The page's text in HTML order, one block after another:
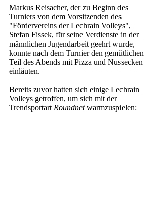
Markus Reisacher, der zu Beginn des
Turniers von dem Vorsitzenden des
"Fördervereins der Lechrain Volleys",
Stefan Fissek, für seine Verdienste in der
männlichen Jugendarbeit geehrt wurde,
konnte nach dem Turnier den gemütlichen
Teil des Abends mit Pizza und Nussecken
einläuten.
Bereits zuvor hatten sich einige Lechrain
Volleys getroffen, um sich mit der
Trendsportart Roundnet warmzuspielen: